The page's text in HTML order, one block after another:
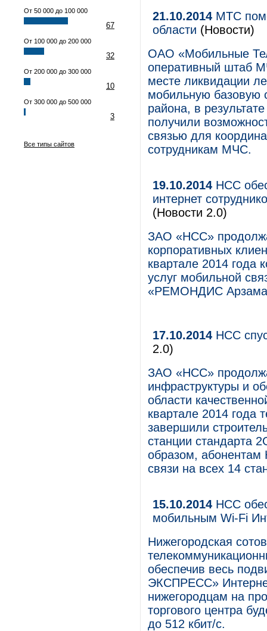
От 50 000 до 100 000
67
От 100 000 до 200 000
32
От 200 000 до 300 000
10
От 300 000 до 500 000
3
Все типы сайтов
21.10.2014 МТС
области (Новости)
ОАО «Мобильные
оперативный штаб
месте ликвидации
мобильную базовую
района, в
получили
связью для
сотрудникам МЧС.
19.10.2014 НСС
интернет
(Новости 2.0)
ЗАО «НСС»
корпоративных
квартале 2014 года
услуг мобильной
«РЕМОНДИС
17.10.2014 НСС
2.0)
ЗАО «НСС»
инфраструктуры и
области
квартале 2014 года
завершили
станции стандарта
образом, абонентам
связи на всех 14
15.10.2014 НСС
мобильным Wi-Fi
Нижегородская
обеспечив весь
ЭКСПРЕСС»
нижегородцам на
торгового центра
до 512 кбит/с.